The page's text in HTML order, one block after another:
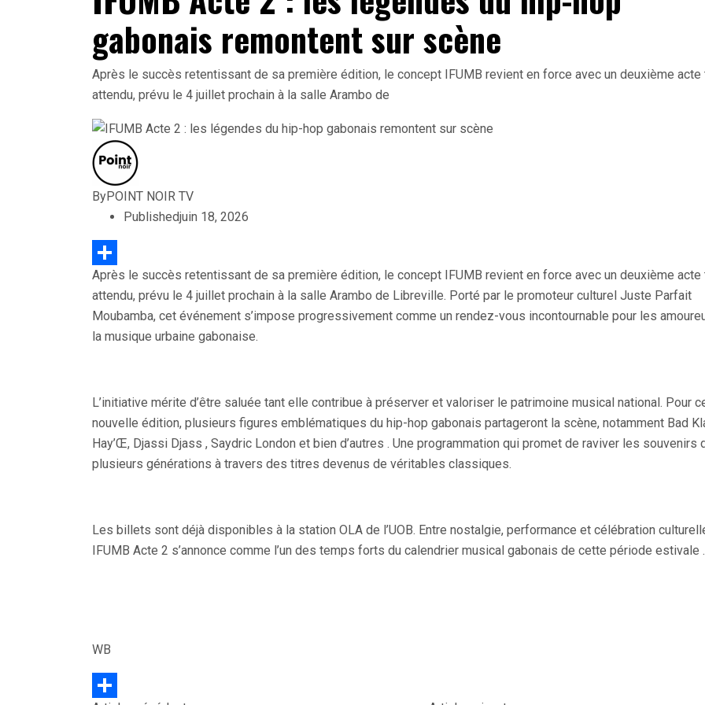
gabonais remontent sur scène
Après le succès retentissant de sa première édition, le concept IFUMB revient en force avec un deuxième acte
attendu, prévu le 4 juillet prochain à la salle Arambo de
ByPOINT NOIR TV
Publishedjuin 18, 2026
Partager
Après le succès retentissant de sa première édition, le concept IFUMB revient en force avec un deuxième acte
attendu, prévu le 4 juillet prochain à la salle Arambo de Libreville. Porté par le promoteur culturel Juste Parfait
Moubamba, cet événement s’impose progressivement comme un rendez-vous incontournable pour les
la musique urbaine gabonaise.
L’initiative mérite d’être saluée tant elle contribue à préserver et valoriser le patrimoine musical national. Pour
nouvelle édition, plusieurs figures emblématiques du hip-hop gabonais partageront la scène, notamment Bad
Hay’Œ, Djassi Djass , Saydric London et bien d’autres . Une programmation qui promet de raviver les souvenirs
plusieurs générations à travers des titres devenus de véritables classiques.
Les billets sont déjà disponibles à la station OLA de l’UOB. Entre nostalgie, performance et célébration
IFUMB Acte 2 s’annonce comme l’un des temps forts du calendrier musical gabonais de cette période estivale .
WB